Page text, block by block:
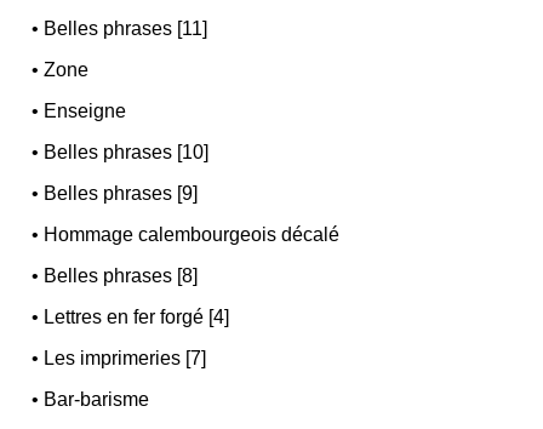
• Belles phrases [11]
•Zone
• Enseigne
• Belles phrases [10]
• Belles phrases [9]
• Hommage calembourgeois décalé
• Belles phrases [8]
• Lettres en fer forgé [4]
• Les imprimeries [7]
• Bar-barisme